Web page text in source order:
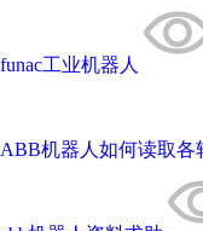
funac工业机器人
ABB机器人如何读取各